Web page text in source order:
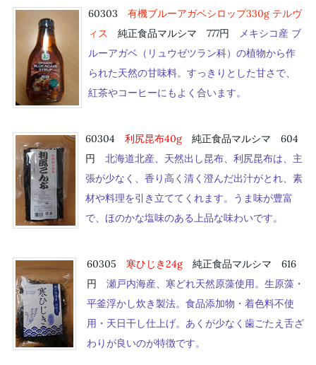
60303
有機ブルーアガベシロップ330g テルヴ
ィス 純正食品マルシマ 777円
メキシコ産 ブ
ルーアガベ（リュウゼツラン科）の植物から作
られた天然の甘味料。すっきりとした甘さで、
紅茶やコーヒーにもよく合います。
60304 利尻昆布40g純正食品マルシマ 604
円 北海道北産、天然出し昆布、利尻昆布は、主
張が少なく、香り高く清く澄んだ出汁がとれ、素
材や料理を引き立ててくれます。うま味が豊富
で、ほのかな塩味のある上品な味わいです。
60305 寒ひじき24g純正食品マルシマ 616
円 瀬戸内海産、寒どれ天然原藻使用。生原藻・
平釜浮かし炊き製法。食品添加物・着色料不使
用・天日干し仕上げ。あくが少なく歯ごたえ舌ざ
わりが良いのが特徴です。